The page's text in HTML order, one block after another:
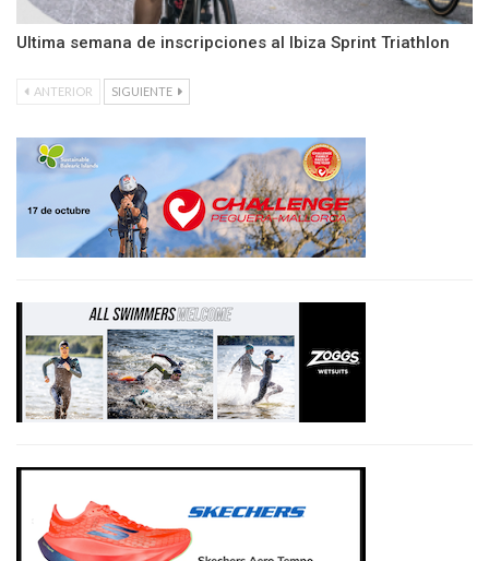
Ultima semana de inscripciones al Ibiza Sprint Triathlon
ANTERIOR SIGUIENTE